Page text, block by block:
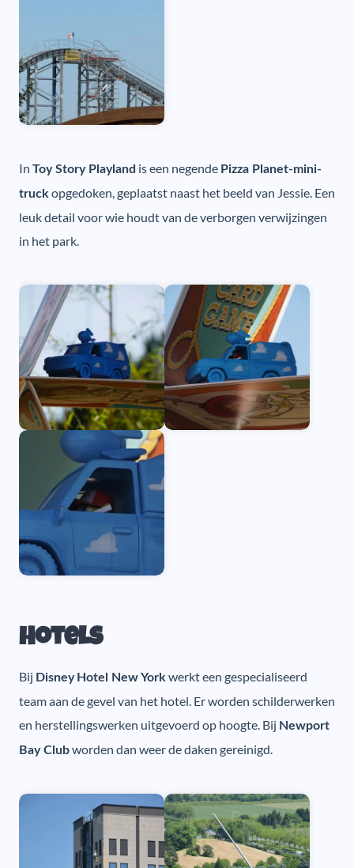
In Toy Story Playland is een negende Pizza Planet-mini-
truck opgedoken, geplaatst naast het beeld van Jessie. Een
leuk detail voor wie houdt van de verborgen verwijzingen
in het park.
Hotels
Bij Disney Hotel New York werkt een gespecialiseerd
team aan de gevel van het hotel. Er worden schilderwerken
en herstellingswerken uitgevoerd op hoogte. Bij Newport
Bay Clubworden dan weer de daken gereinigd.